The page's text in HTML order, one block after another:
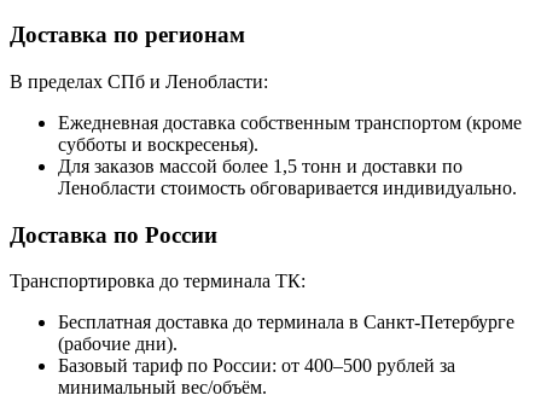
Доставка по регионам
В пределах СПб и Ленобласти:
Ежедневная доставка собственным транспортом (кроме
субботы и воскресенья).
Для заказов массой более 1,5 тонн и доставки по
Ленобласти стоимость обговаривается индивидуально.
Доставка по России
Транспортировка до терминала ТК:
Бесплатная доставка до терминала в Санкт-Петербурге
(рабочие дни).
Базовый тариф по России: от 400–500 рублей за
минимальный вес/объём.